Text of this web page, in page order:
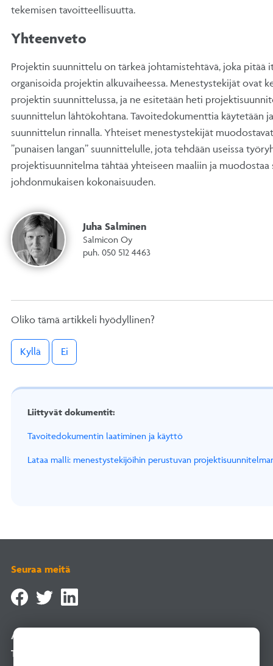
tekemisen tavoitteellisuutta.
Yhteenveto
Projektin suunnittelu on tärkeä johtamistehtävä, joka pitää
organisoida projektin alkuvaiheessa. Menestystekijät ovat
projektin suunnittelussa, ja ne esitetään heti
suunnittelun lähtökohtana. Tavoitedokumenttia käytetään
suunnittelun rinnalla. Yhteiset menestystekijät
”punaisen langan” suunnittelulle, jota tehdään useissa
projektisuunnitelma tähtää yhteiseen maaliin ja muodostaa
johdonmukaisen kokonaisuuden.
Juha Salminen
Salmicon Oy
puh. 050 512 4463
Oliko tämä artikkeli hyödyllinen?
Kyllä Ei
Liittyvät dokumentit:
Tavoitedokumentin laatiminen ja käyttö
Lataa malli: menestystekijöihin perustuvan
Seuraa meitä
Asiointipalvelu
Tilaa uutiskirje